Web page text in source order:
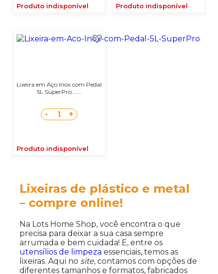
Produto indisponível Produto indisponível
Lixeira em Aço Inox com Pedal
5L SuperPro.......
- 1 +
Produto indisponível
Lixeiras de plástico e metal
– compre online!
Na Lots Home Shop, você encontra o que
precisa para deixar a sua casa sempre
arrumada e bem cuidada! E, entre os
utensílios de limpeza essenciais, temos as
lixeiras. Aqui no site, contamos com opções de
diferentes tamanhos e formatos, fabricados